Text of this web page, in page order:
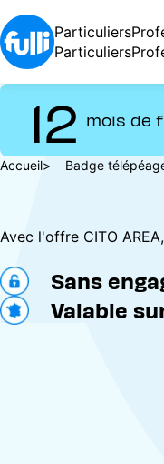
Aller
au
contenu
principal
Particuliers
Particuliers
12 mois de
Fil
Accueil Badge
Avec l'offre CITO
Sans
Valable